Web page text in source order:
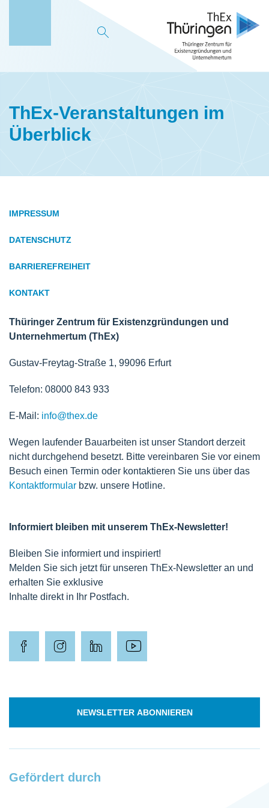
ThEx-Veranstaltungen im
Überblick
IMPRESSUM
DATENSCHUTZ
BARRIEREFREIHEIT
KONTAKT
Thüringer Zentrum für Existenzgründungen und
Unternehmertum (ThEx)
Gustav-Freytag-Straße 1, 99096 Erfurt
Telefon: 08000 843 933
E-Mail: info@thex.de
Wegen laufender Bauarbeiten ist unser Standort derzeit
nicht durchgehend besetzt. Bitte vereinbaren Sie vor einem
Besuch einen Termin oder kontaktieren Sie uns über das
Kontaktformular bzw. unsere Hotline.
Informiert bleiben mit unserem ThEx-Newsletter!
Bleiben Sie informiert und inspiriert!
Melden Sie sich jetzt für unseren ThEx-Newsletter an und
erhalten Sie exklusive
Inhalte direkt in Ihr Postfach.
NEWSLETTER ABONNIEREN
Gefördert durch